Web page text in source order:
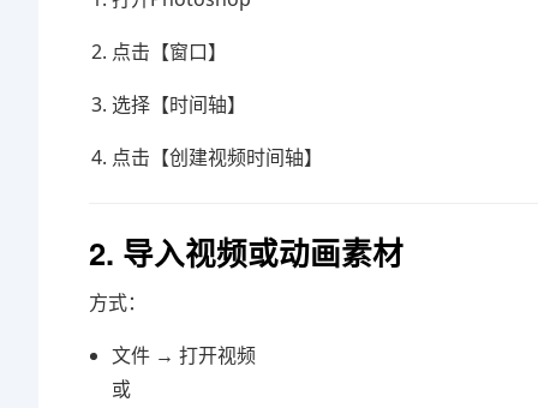
点击【窗口】
选择【时间轴】
点击【创建视频时间轴】
2. 导入视频或动画素材
方式：
文件 → 打开视频
或